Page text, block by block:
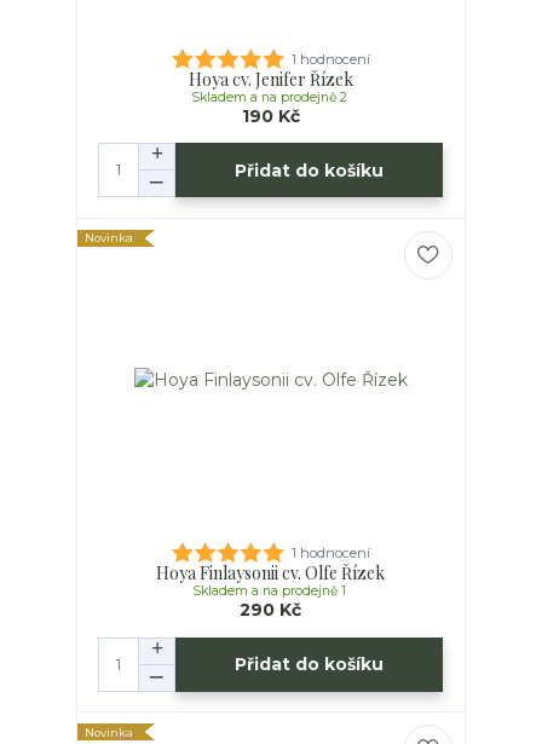
1 hodnocení
Hoya cv. Jenifer Řízek
190 Kč
Skladem a na prodejně 2
Přidat do košíku
Novinka
1 hodnocení
Hoya Finlaysonii cv. Olfe Řízek
290 Kč
Skladem a na prodejně 1
Přidat do košíku
Novinka